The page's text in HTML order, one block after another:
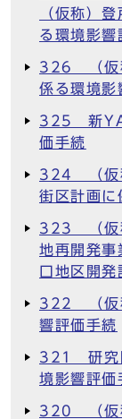
（仮称）
る環境影響
326 （仮
係る環境影
325 新
価手続
324 （仮
街区計画に
323 （仮
地再開発事
口地区開
322 （仮
響評価手続
321 研究
境影響評価
320 （仮